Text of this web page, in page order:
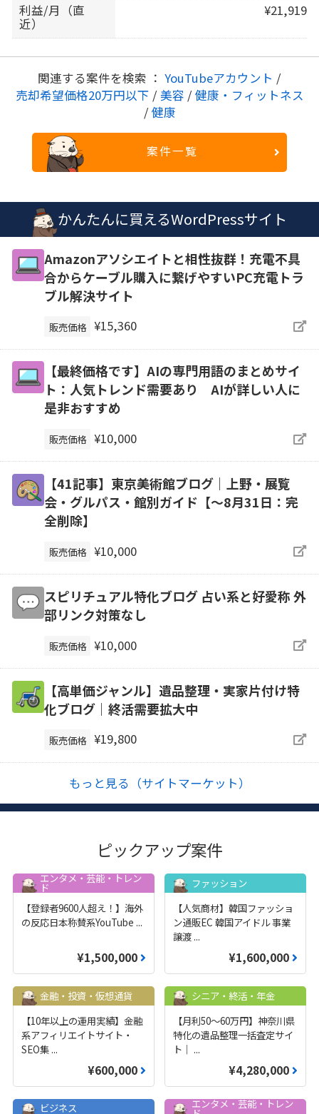
利益/月（直
近）
¥21,919
関連する案件を検索 ： YouTubeアカウント /
売却希望価格20万円以下 / 美容 / 健康・フィットネス
/ 健康
案件一覧
かんたんに買えるWordPressサイト
Amazonアソシエイトと相性抜群！充電不具
合からケーブル購入に繋げやすいPC充電トラ
ブル解決サイト
販売価格 ¥15,360
【最終価格です】AIの専門用語のまとめサイ
ト：人気トレンド需要あり AIが詳しい人に
是非おすすめ
販売価格 ¥10,000
【41記事】東京美術館ブログ｜上野・展覧
会・グルパス・館別ガイド【～8月31日：完
全削除】
販売価格 ¥10,000
スピリチュアル特化ブログ 占い系と好愛称 外
部リンク対策なし
販売価格 ¥10,000
【高単価ジャンル】遺品整理・実家片付け特
化ブログ｜終活需要拡大中
販売価格 ¥19,800
もっと見る（サイトマーケット）
ピックアップ案件
エンタメ・芸能・トレン
ド
【登録者9600人超え！】海外
の反応日本称賛系YouTube ...
¥1,500,000
ファッション
【人気商材】韓国ファッショ
ン通販EC 韓国アイドル 事業
譲渡 ...
¥1,600,000
金融・投資・仮想通貨
【10年以上の運用実績】金融
系アフィリエイトサイト・
SEO集 ...
¥600,000
シニア・終活・年金
【月利50〜60万円】神奈川県
特化の遺品整理一括査定サイ
ト｜ ...
¥4,280,000
ビジネス エンタメ・芸能・トレン